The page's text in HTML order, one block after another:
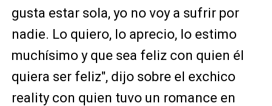
gusta estar sola, yo no voy a sufrir por
nadie. Lo quiero, lo aprecio, lo estimo
muchísimo y que sea feliz con quien él
quiera ser feliz", dijo sobre el exchico
reality con quien tuvo un romance en